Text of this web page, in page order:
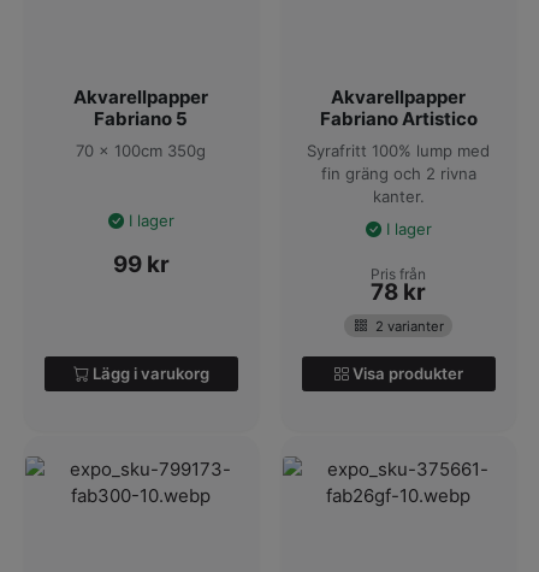
Akvarellpapper
Fabriano 5
70 x 100cm 350g
I lager
99 kr
Lägg i varukorg
Akvarellpapper
Fabriano Artistico
Syrafritt 100% lump med
fin gräng och 2 rivna
kanter.
I lager
Pris från
78 kr
2 varianter
Visa produkter